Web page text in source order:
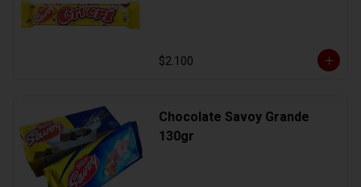
$2.100
Chocolate Savoy Grande
130gr